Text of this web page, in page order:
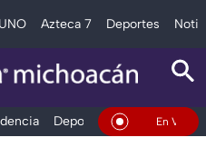
Azteca 7 Deportes
Deportes Espectáculos
En Vivo